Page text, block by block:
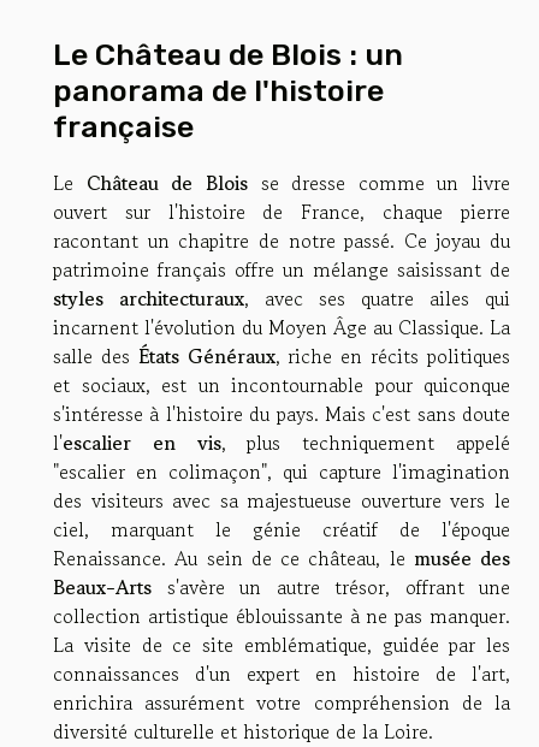
Le Château de Blois : un
panorama de l'histoire
française
Le Château de Bloisse dresse comme un livre
ouvert sur l'histoire de France, chaque pierre
racontant un chapitre de notre passé. Ce joyau du
patrimoine français offre un mélange saisissant de
styles architecturaux, avec ses quatre ailes qui
incarnent l'évolution du Moyen Âge au Classique. La
salle des États Généraux, riche en récits politiques
et sociaux, est un incontournable pour quiconque
s'intéresse à l'histoire du pays. Mais c'est sans doute
l'escalier en vis, plus techniquement appelé
"escalier en colimaçon", qui capture l'imagination
des visiteurs avec sa majestueuse ouverture vers le
ciel, marquant le génie créatif de l'époque
Renaissance. Au sein de ce château, le musée des
Beaux-Arts s'avère un autre trésor, offrant une
collection artistique éblouissante à ne pas manquer.
La visite de ce site emblématique, guidée par les
connaissances d'un expert en histoire de l'art,
enrichira assurément votre compréhension de la
diversité culturelle et historique de la Loire.